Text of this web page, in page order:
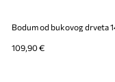
109,90 €